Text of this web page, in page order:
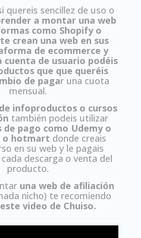
quereis sencillez de uso o
a montar una web
como Shopify o
crean una web en sus
de ecommerce y
cuenta de usuario podéis
que que queréis
de pagar una cuota
mensual.
infoproductos o cursos
también podeis utilizar
pago como Udemy o
o hotmart donde creais
en su web y le pagais
descarga o venta del
producto.
una web de afiliación
nicho) te recomiendo
este video de Chuiso.